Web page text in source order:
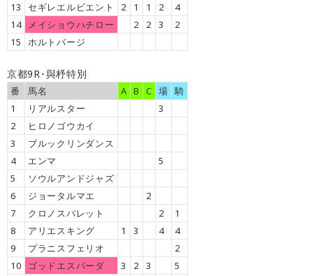
13
セギレエルビエント 2 1 1 2
4
14
メイショウハチロー 2 2 3
2
15
ホルトバージ
京都9R･與杼特別
番 馬名 A B C 場 騎
1
リアルスター
3
2
ヒロノゴウカイ
3
ブルックリンダンス
4
エンマ
5
5
ソウルアンドジャズ
6
ジョータルマエ
2
7
クロノスバレット 2
1
8
アリエスキング 1 3 4
4
9
プラニスフェリオ
2
10
ゴッドエスパーダ 3 2 3
5